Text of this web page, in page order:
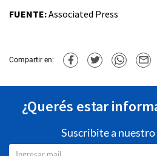
FUENTE:Associated Press
Compartir en:
¿Querés estar
Suscribite a